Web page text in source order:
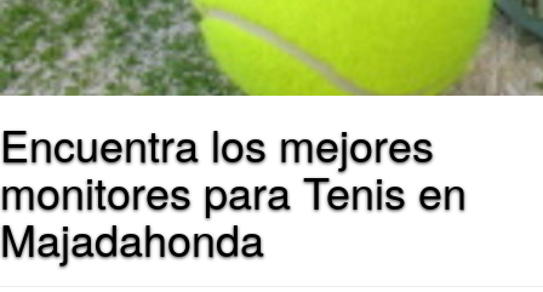
Encuentra los mejores
monitores para Tenis en
Majadahonda